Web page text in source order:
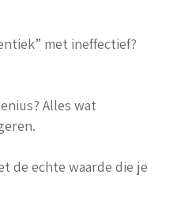
met ineffectief?
Alles wat
de echte waarde die je